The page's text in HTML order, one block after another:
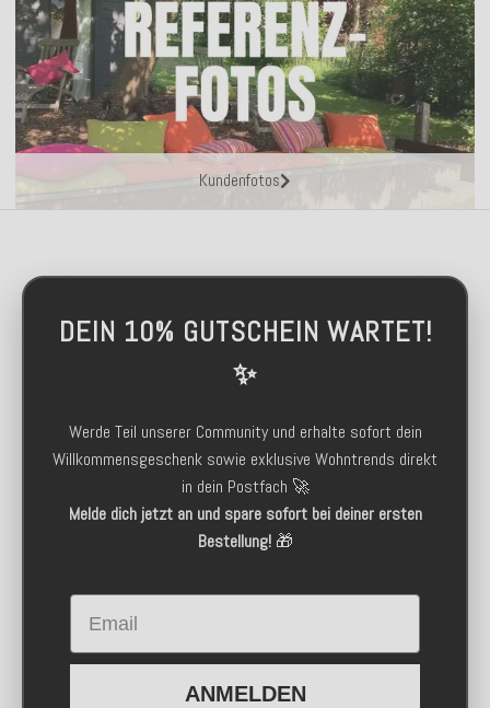
Kundenfotos
DEIN 10% GUTSCHEIN WARTET!
✨
Werde Teil unserer Community und erhalte sofort dein
Willkommensgeschenk sowie exklusive Wohntrends direkt
in dein Postfach 🚀
Melde dich jetzt an und spare sofort bei deiner ersten
Bestellung!🎁
Email
ANMELDEN